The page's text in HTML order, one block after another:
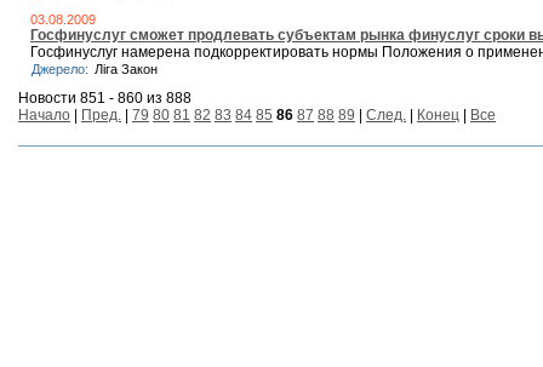
03.08.2009
Госфинуслуг сможет продлевать субъектам рынка финуслуг сроки
Госфинуслуг намерена подкорректировать нормы Положения о
Джерело: Ліга Закон
Новости 851 - 860 из 888
Начало
Пред. 79 80 81 82 83 84 85 86 87 88 89 След. Конец Все